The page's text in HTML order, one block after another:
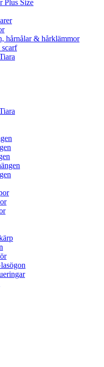
Plus Size
hårnålar & hårklämmor